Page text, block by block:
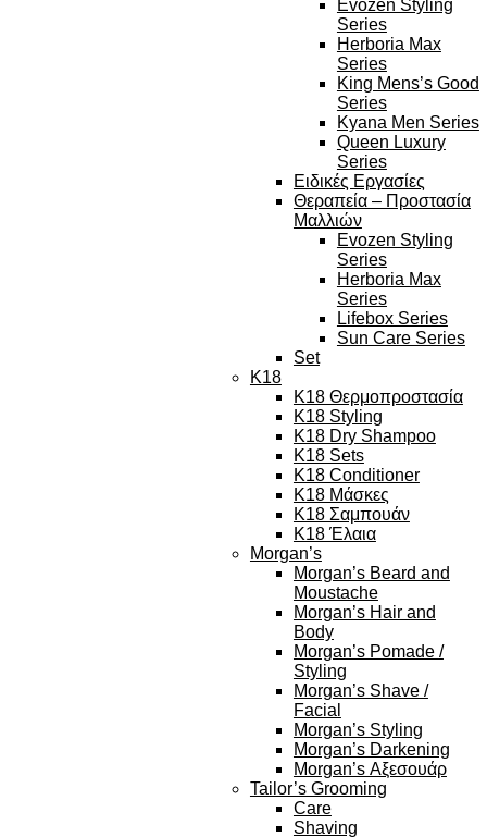
Evozen Styling
Series
Herboria Max
Series
King Mens’s Good
Series
Kyana Men Series
Queen Luxury
Series
Ειδικές Εργασίες
Θεραπεία – Προστασία
Μαλλιών
Evozen Styling
Series
Herboria Max
Series
Lifebox Series
Sun Care Series
Set
K18
K18 Θερμοπροστασία
K18 Styling
K18 Dry Shampoo
K18 Sets
K18 Conditioner
K18 Μάσκες
K18 Σαμπουάν
K18 Έλαια
Morgan’s
Morgan’s Beard and
Moustache
Morgan’s Hair and
Body
Morgan’s Pomade /
Styling
Morgan’s Shave /
Facial
Morgan’s Styling
Morgan’s Darkening
Morgan’s Αξεσουάρ
Tailor’s Grooming
Care
Shaving